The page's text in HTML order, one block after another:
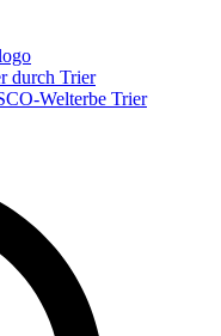
durch Trier
Welterbe Trier